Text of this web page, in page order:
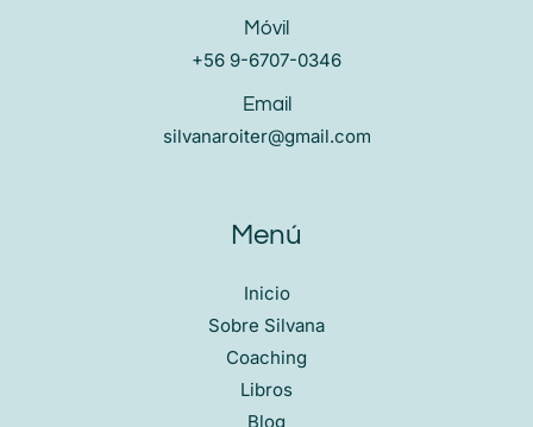
Móvil
+56 9-6707-0346
Email
silvanaroiter@gmail.com
Menú
Inicio
Sobre Silvana
Coaching
Libros
Blog